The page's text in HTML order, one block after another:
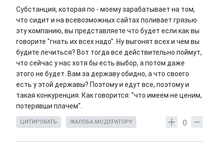
Субстанция, которая по - моему зарабатывает на том,
что сидит и на всевозможных сайтах поливает грязью
эту компанию, вы представляете что будет если как вы
говорите "гнать их всех надо". Ну выгонят всех и чем вы
будите лечиться? Вот тогда все действительно поймут,
что сейчас у нас хотя бы есть выбор, а потом даже
этого не будет. Вам за державу обидно, а что своего
есть у этой державы? Поэтому и едут все, поэтому и
такая конкуренция. Как говорится: "что имеем не ценим,
потерявши плачем".
0
ЦИТИРОВАТЬ ЖАЛОБА МОДЕРАТОРУ